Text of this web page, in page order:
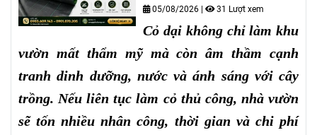
05/08/2026 | 31 Lượt xem
Cỏ dại không chỉ làm khu
vườn mất thẩm mỹ mà còn âm thầm cạnh
tranh dinh dưỡng, nước và ánh sáng với cây
trồng. Nếu liên tục làm cỏ thủ công, nhà vườn
sẽ tốn nhiều nhân công, thời gian và chi phí